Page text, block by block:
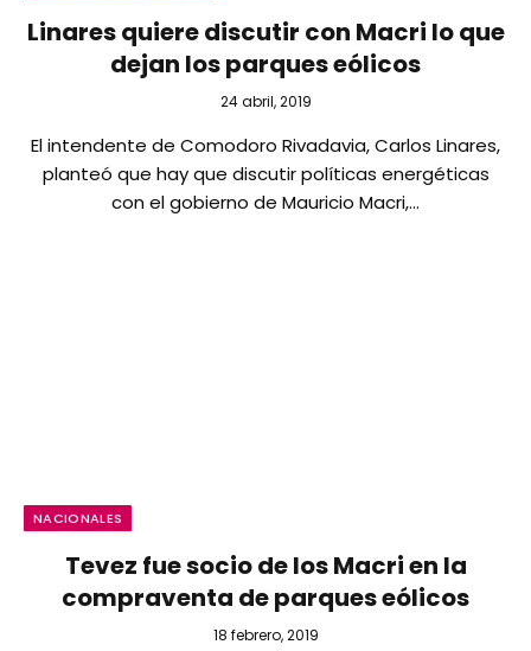
Linares quiere discutir con Macri lo que
dejan los parques eólicos
24 abril, 2019
El intendente de Comodoro Rivadavia, Carlos Linares,
planteó que hay que discutir políticas energéticas
con el gobierno de Mauricio Macri,…
NACIONALES
Tevez fue socio de los Macri en la
compraventa de parques eólicos
18 febrero, 2019